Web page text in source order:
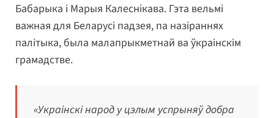
Бабарыка і Марыя Калеснікава. Гэта вельмі
важная для Беларусі падзея, па назіраннях
палітыка, была малапрыкметнай ва ўкраінскім
грамадстве.
«Украінскі народ у цэлым успрыняў добра